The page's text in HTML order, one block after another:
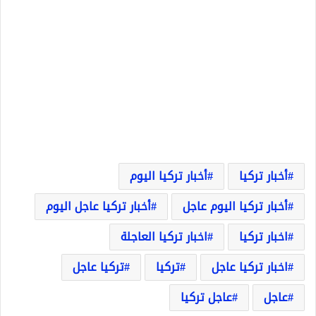
أخبار تركيا
أخبار تركيا اليوم
أخبار تركيا اليوم عاجل
أخبار تركيا عاجل اليوم
اخبار تركيا
اخبار تركيا العاجلة
اخبار تركيا عاجل
تركيا
تركيا عاجل
عاجل
عاجل تركيا